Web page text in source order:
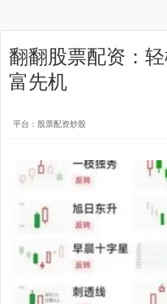
翻翻股票配资：
富先机
平台：股票配资炒股